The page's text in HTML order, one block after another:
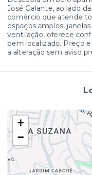
José Galante, ao lado
comércio que atende
espaços amplos,
ventilação, oferece
bem localizado. Preço
a alteração sem aviso
+
−